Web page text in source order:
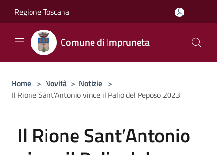
Regione Toscana
Comune di Impruneta
Home > Novità > Notizie >
Il Rione Sant’Antonio vince il Palio del Peposo 2023
Il Rione Sant’Antonio